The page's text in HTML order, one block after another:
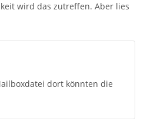
wird das zutreffen. Aber lies
dort könnten die